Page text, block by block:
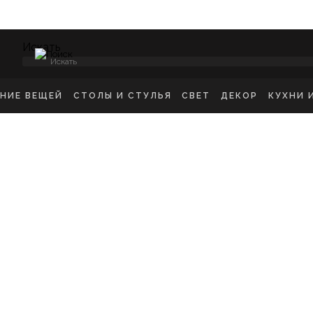
Искать
ВЕЩЕЙ СТОЛЫ И СТУЛЬЯ СВЕТ ДЕКОР КУХНИ